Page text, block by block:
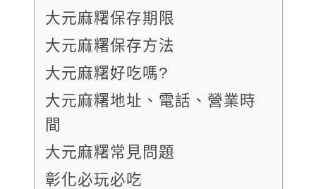
大元麻糬保存期限
大元麻糬保存方法
大元麻糬好吃嗎?
大元麻糬地址、電話、營業時
間
大元麻糬常見問題
彰化必玩必吃